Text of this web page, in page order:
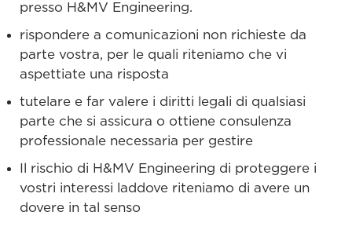
presso H&MV Engineering.
rispondere a comunicazioni non richieste da
parte vostra, per le quali riteniamo che vi
aspettiate una risposta
tutelare e far valere i diritti legali di qualsiasi
parte che si assicura o ottiene consulenza
professionale necessaria per gestire
Il rischio di H&MV Engineering di proteggere i
vostri interessi laddove riteniamo di avere un
dovere in tal senso